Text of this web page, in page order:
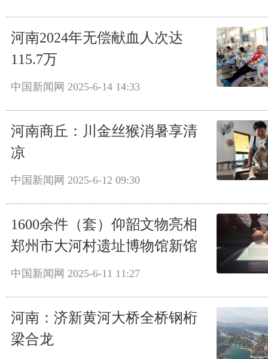
河南2024年无偿献血人次达
115.7万
中国新闻网 2025-6-14 14:33
河南商丘：川金丝猴消暑享清
凉
中国新闻网 2025-6-12 09:30
1600余件（套）仰韶文物亮相
郑州市大河村遗址博物馆新馆
中国新闻网 2025-6-11 11:27
河南：济新黄河大桥全桥钢桁
梁合龙